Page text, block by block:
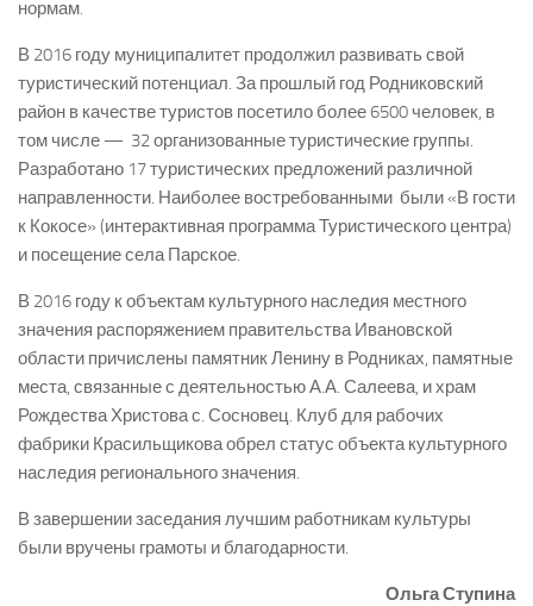
нормам.
В 2016 году муниципалитет продолжил развивать свой
туристический потенциал. За прошлый год Родниковский
район в качестве туристов посетило более 6500 человек, в
том числе — 32 организованные туристические группы.
Разработано 17 туристических предложений различной
направленности. Наиболее востребованными были «В гости
к Кокосе» (интерактивная программа Туристического центра)
и посещение села Парское.
В 2016 году к объектам культурного наследия местного
значения распоряжением правительства Ивановской
области причислены памятник Ленину в Родниках, памятные
места, связанные с деятельностью А.А. Салеева, и храм
Рождества Христова с. Сосновец. Клуб для рабочих
фабрики Красильщикова обрел статус объекта культурного
наследия регионального значения.
В завершении заседания лучшим работникам культуры
были вручены грамоты и благодарности.
Ольга Ступина